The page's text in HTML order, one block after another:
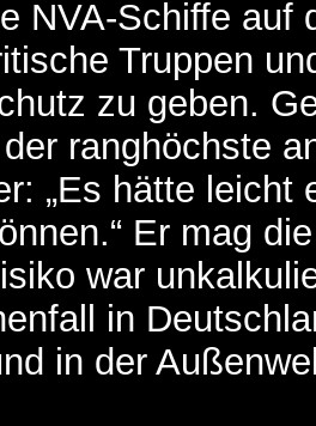
NVA-Schiffe auf
Truppen
zu geben.
ranghöchste
„Es hätte leicht
Er mag
war
in
in der